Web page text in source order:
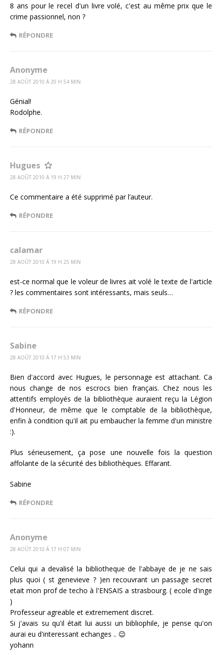
8 ans pour le recel d'un livre volé, c'est au même prix que le
crime passionnel, non ?
RÉPONDRE
Anonyme
28 AOÛT 2010 Á 20 H 54 MIN
Génial!
Rodolphe.
RÉPONDRE
Hugues
28 AOÛT 2010 Á 19 H 27 MIN
Ce commentaire a été supprimé par l’auteur.
RÉPONDRE
calamar
28 AOÛT 2010 Á 19 H 25 MIN
est-ce normal que le voleur de livres ait volé le texte de l'article
? les commentaires sont intéressants, mais seuls…
RÉPONDRE
Sabine
28 AOÛT 2010 Á 17 H 53 MIN
Bien d'accord avec Hugues, le personnage est attachant. Ca
nous change de nos escrocs bien français. Chez nous les
attentifs employés de la bibliothèque auraient reçu la Légion
d'Honneur, de même que le comptable de la bibliothèque,
enfin à condition qu'il ait pu embaucher la femme d'un ministre
:).
Plus sérieusement, ça pose une nouvelle fois la question
affolante de la sécurité des bibliothèques. Effarant.
Sabine
RÉPONDRE
Anonyme
28 AOÛT 2010 Á 17 H 07 MIN
Celui qui a devalisé la bibliotheque de l'abbaye de je ne sais
plus quoi ( st genevieve ? )en recouvrant un passage secret
etait mon prof de techo à l'ENSAIS a strasbourg. ( ecole d'inge
)
Professeur agreable et extremement discret.
Si j'avais su qu'il était lui aussi un bibliophile, je pense qu'on
aurai eu d'interessant echanges .. 😉
yohann